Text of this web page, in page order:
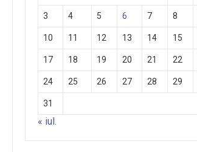
3 4 5 6 7 8
10 11 12 13 14 15
17 18 19 20 21 22
24 25 26 27 28 29
31
« iul.